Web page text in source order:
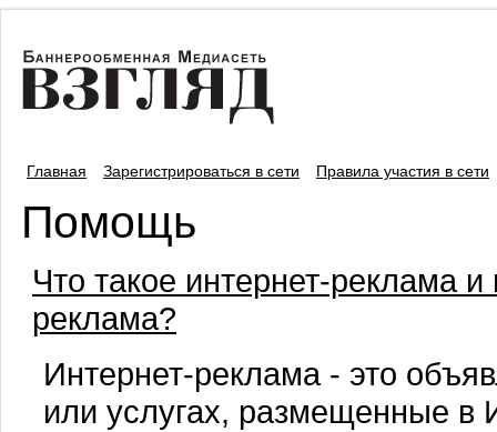
Главная Зарегистрироваться в сети Правила участия в сети
Помощь
Что такое интернет-реклама и
реклама?
Интернет-реклама - это
или услугах, размещенные в